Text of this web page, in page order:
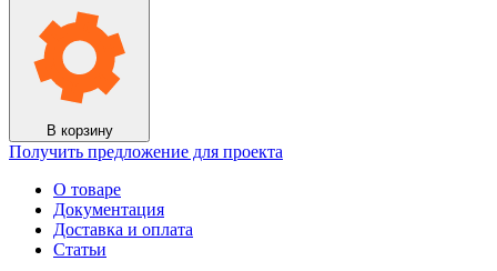
толщ.
мм,
1000
(ЕВРОБЛОК)
(13шт
В корзину
Получить предложение для проекта
О товаре
Документация
Доставка и оплата
Статьи